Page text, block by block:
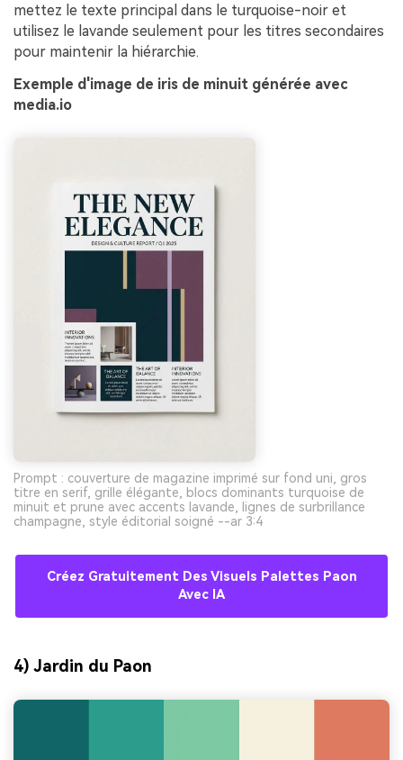
mettez le texte principal dans le turquoise-noir et
utilisez le lavande seulement pour les titres secondaires
pour maintenir la hiérarchie.
Exemple d'image de iris de minuit générée avec
media.io
Prompt : couverture de magazine imprimé sur fond uni, gros
titre en serif, grille élégante, blocs dominants turquoise de
minuit et prune avec accents lavande, lignes de surbrillance
champagne, style éditorial soigné --ar 3:4
Créez Gratuitement Des Visuels Palettes Paon
Avec IA
4) Jardin du Paon